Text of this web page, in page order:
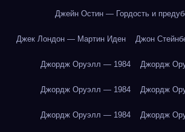
Джейн Остин — Гордость и
Джек Лондон — Мартин Иден Джон
Джордж Оруэлл — 1984 Джордж
Джордж Оруэлл — 1984 Джордж
Джордж Оруэлл — 1984 Джордж